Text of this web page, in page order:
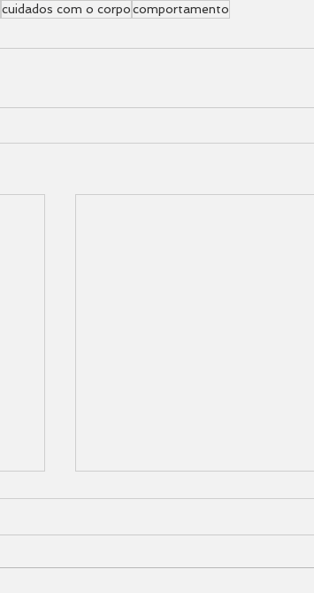
cuidados com o corpocomportamento